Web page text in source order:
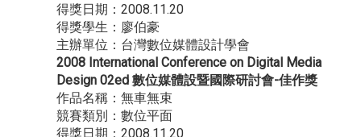
得獎日期：2008.11.20
得獎學生：廖伯豪
主辦單位：台灣數位媒體設計學會
2008 International Conference on Digital Media
Design 02ed 數位媒體設暨國際研討會-佳作獎
作品名稱：無車無束
競賽類別：數位平面
得獎日期：2008.11.20